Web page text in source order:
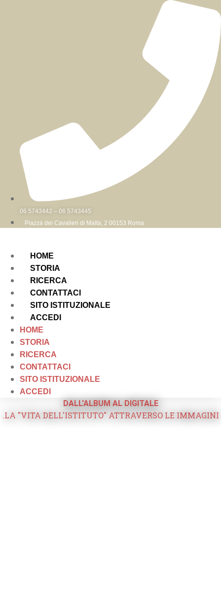
06 5743442 – 06 5743445
Piazza dei Cavalieri di Malta, 2 00153 Roma
HOME
STORIA
RICERCA
CONTATTACI
SITO ISTITUZIONALE
ACCEDI
HOME
STORIA
RICERCA
CONTATTACI
SITO ISTITUZIONALE
ACCEDI
DALL'ALBUM AL DIGITALE
.LA "VITA DELL'ISTITUTO" ATTRAVERSO LE IMMAGINI